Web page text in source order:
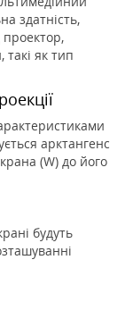
здатність,
такі як тип
арктангенс
(W) до його
будуть